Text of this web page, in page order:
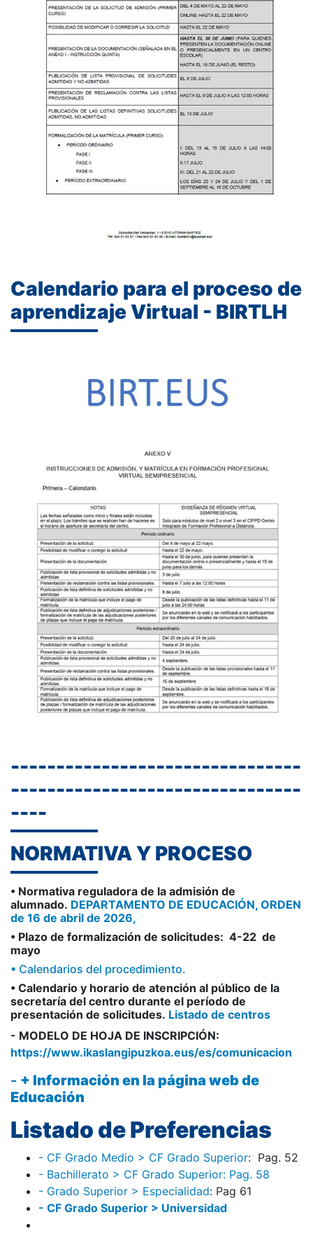
Calendario para el proceso de
aprendizaje Virtual - BIRTLH
--------------------------------
--------------------------------
----
NORMATIVA Y PROCESO
• Normativa reguladora de la admisión de
alumnado. DEPARTAMENTO DE EDUCACIÓN, ORDEN
de 16 de abril de 2026,
• Plazo de formalización de solicitudes: 4-22 de
mayo
• Calendarios del procedimiento.
• Calendario y horario de atención al público de la
secretaría del centro durante el período de
presentación de solicitudes. Listado de centros
- MODELO DE HOJA DE INSCRIPCIÓN:
https://www.ikaslangipuzkoa.eus/es/comunicacion
- + Información en la página web de
Educación
Listado de Preferencias
- CF Grado Medio > CF Grado Superior: Pag. 52
- Bachillerato > CF Grado Superior: Pag. 58
- Grado Superior > Especialidad: Pag 61
- CF Grado Superior > Universidad